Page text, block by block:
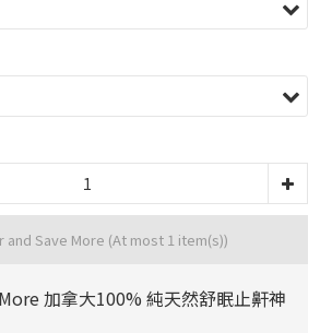
and Save More (At most 1 item(s))
加拿大100% 純天然舒眠止鼾神